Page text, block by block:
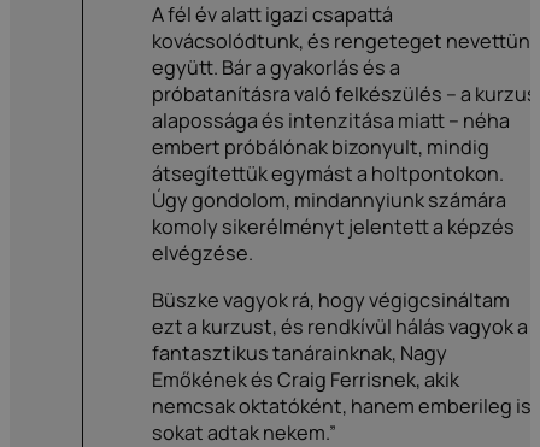
A fél év alatt igazi csapattá
kovácsolódtunk, és rengeteget nevettünk
együtt. Bár a gyakorlás és a
próbatanításra való felkészülés – a kurzus
alapossága és intenzitása miatt – néha
embert próbálónak bizonyult, mindig
átsegítettük egymást a holtpontokon.
Úgy gondolom, mindannyiunk számára
komoly sikerélményt jelentett a képzés
elvégzése.
Büszke vagyok rá, hogy végigcsináltam
ezt a kurzust, és rendkívül hálás vagyok a
fantasztikus tanárainknak, Nagy
Emőkének és Craig Ferrisnek, akik
nemcsak oktatóként, hanem emberileg is
sokat adtak nekem.”